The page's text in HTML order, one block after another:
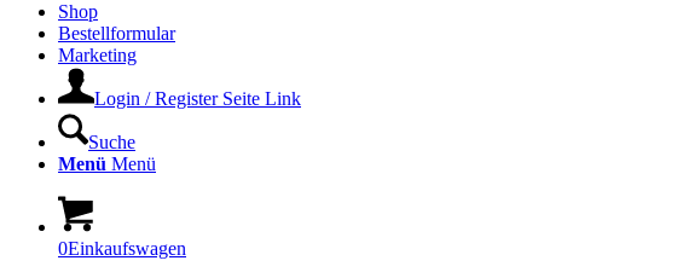
Shop
Bestellformular
Marketing
Login / Register Seite Link
Suche
Menü Menü
0Einkaufswagen